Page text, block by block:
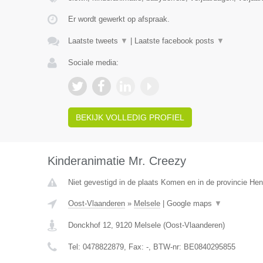
Er wordt gewerkt op afspraak.
Laatste tweets ▼ Laatste facebook posts ▼
Sociale media:
BEKIJK VOLLEDIG PROFIEL
Kinderanimatie Mr. Creezy
Niet gevestigd in de plaats Komen en in de provincie
Oost-Vlaanderen» Melsele| Google maps ▼
Donckhof 12, 9120 Melsele(Oost-Vlaanderen)
Tel: 0478822879, Fax: -, BTW-nr: BE0840295855